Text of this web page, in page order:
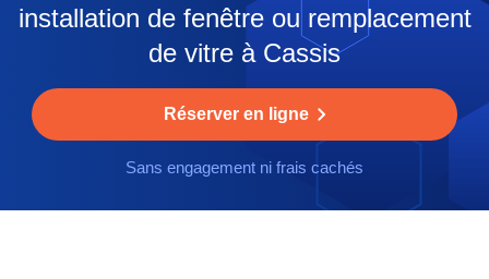
installation de fenêtre ou remplacement
de vitre à Cassis
Réserver en ligne
Sans engagement ni frais cachés